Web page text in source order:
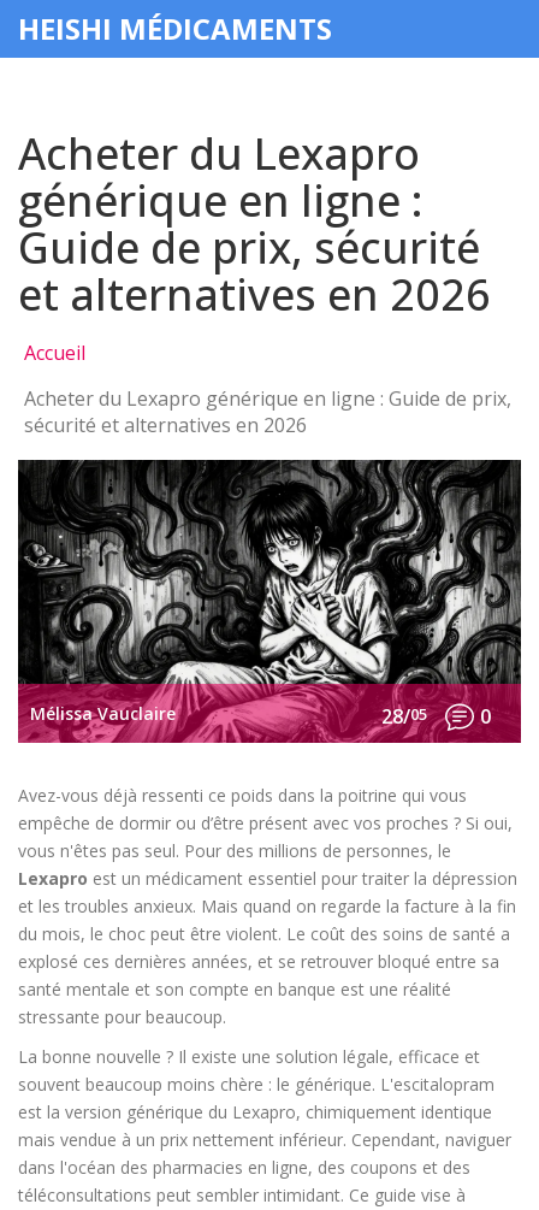
HEISHI MÉDICAMENTS
Acheter du Lexapro
générique en ligne :
Guide de prix, sécurité
et alternatives en 2026
Accueil
Acheter du Lexapro générique en ligne : Guide de prix,
sécurité et alternatives en 2026
Mélissa Vauclaire 28/05 0
Avez-vous déjà ressenti ce poids dans la poitrine qui vous
empêche de dormir ou d’être présent avec vos proches ? Si oui,
vous n'êtes pas seul. Pour des millions de personnes, le
Lexapro est un médicament essentiel pour traiter la dépression
et les troubles anxieux. Mais quand on regarde la facture à la fin
du mois, le choc peut être violent. Le coût des soins de santé a
explosé ces dernières années, et se retrouver bloqué entre sa
santé mentale et son compte en banque est une réalité
stressante pour beaucoup.
La bonne nouvelle ? Il existe une solution légale, efficace et
souvent beaucoup moins chère : le générique. L'escitalopram
est la version générique du Lexapro, chimiquement identique
mais vendue à un prix nettement inférieur. Cependant, naviguer
dans l'océan des pharmacies en ligne, des coupons et des
téléconsultations peut sembler intimidant. Ce guide vise à